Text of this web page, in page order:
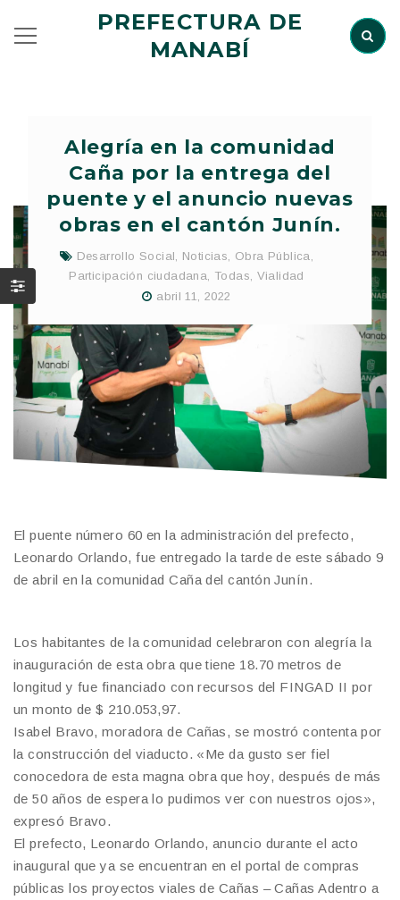
PREFECTURA DE
MANABÍ
Alegría en la comunidad
Caña por la entrega del
puente y el anuncio nuevas
obras en el cantón Junín.
Desarrollo Social, Noticias, Obra Pública,
Participación ciudadana, Todas, Vialidad
abril 11, 2022
El puente número 60 en la administración del prefecto,
Leonardo Orlando, fue entregado la tarde de este sábado 9
de abril en la comunidad Caña del cantón Junín.
Los habitantes de la comunidad celebraron con alegría la
inauguración de esta obra que tiene 18.70 metros de
longitud y fue financiado con recursos del FINGAD II por
un monto de $ 210.053,97.
Isabel Bravo, moradora de Cañas, se mostró contenta por
la construcción del viaducto. «Me da gusto ser fiel
conocedora de esta magna obra que hoy, después de más
de 50 años de espera lo pudimos ver con nuestros ojos»,
expresó Bravo.
El prefecto, Leonardo Orlando, anuncio durante el acto
inaugural que ya se encuentran en el portal de compras
públicas los proyectos viales de Cañas – Cañas Adentro a